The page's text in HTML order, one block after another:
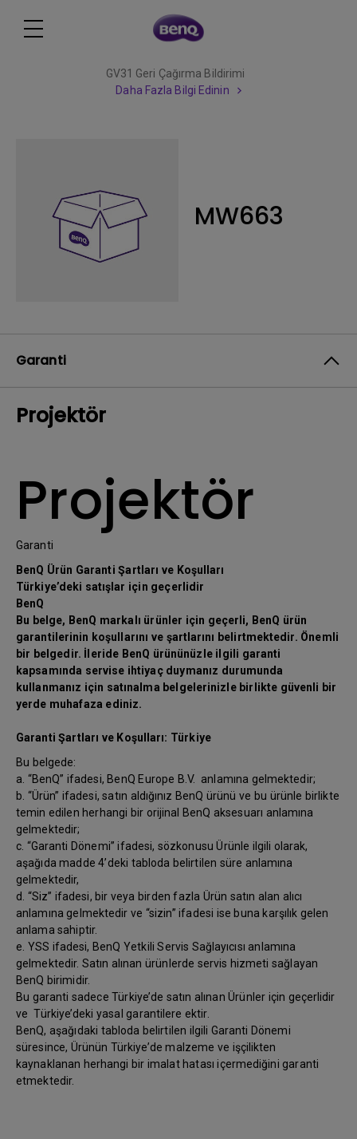
GV31 Geri Çağırma Bildirimi
Daha Fazla Bilgi Edinin
MW663
Garanti
Projektör
Projektör
Garanti
BenQ Ürün Garanti Şartları ve Koşulları
Türkiye’deki satışlar için geçerlidir
BenQ
Bu belge, BenQ markalı ürünler için geçerli, BenQ ürün
garantilerinin koşullarını ve şartlarını belirtmektedir. Önemli
bir belgedir. İleride BenQ ürününüzle ilgili garanti
kapsamında servise ihtiyaç duymanız durumunda
kullanmanız için satınalma belgelerinizle birlikte güvenli bir
yerde muhafaza ediniz.
Garanti Şartları ve Koşulları: Türkiye
Bu belgede:
a. “BenQ” ifadesi, BenQ Europe B.V. anlamına gelmektedir;
b. “Ürün” ifadesi, satın aldığınız BenQ ürünü ve bu ürünle birlikte
temin edilen herhangi bir orijinal BenQ aksesuarı anlamına
gelmektedir;
c. “Garanti Dönemi” ifadesi, sözkonusu Ürünle ilgili olarak,
aşağıda madde 4’deki tabloda belirtilen süre anlamına
gelmektedir,
d. “Siz” ifadesi, bir veya birden fazla Ürün satın alan alıcı
anlamına gelmektedir ve “sizin” ifadesi ise buna karşılık gelen
anlama sahiptir.
e. YSS ifadesi, BenQ Yetkili Servis Sağlayıcısı anlamına
gelmektedir. Satın alınan ürünlerde servis hizmeti sağlayan
BenQ birimidir.
Bu garanti sadece Türkiye’de satın alınan Ürünler için geçerlidir
ve Türkiye’deki yasal garantilere ektir.
BenQ, aşağıdaki tabloda belirtilen ilgili Garanti Dönemi
süresince, Ürünün Türkiye’de malzeme ve işçilikten
kaynaklanan herhangi bir imalat hatası içermediğini garanti
etmektedir.